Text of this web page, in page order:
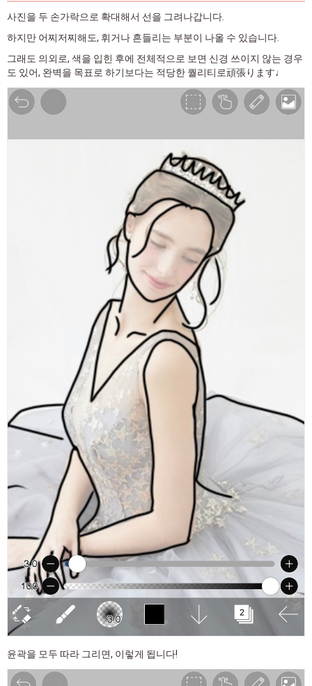
사진을 두 손가락으로 확대해서 선을 그려나갑니다.
하지만 어찌저찌해도, 휘거나 흔들리는 부분이 나올 수 있습니다.
그래도 의외로, 색을 입힌 후에 전체적으로 보면 신경 쓰이지 않는 경우
도 있어, 완벽을 목표로 하기보다는 적당한 퀄리티로頑張ります♩
윤곽을 모두 따라 그리면, 이렇게 됩니다!